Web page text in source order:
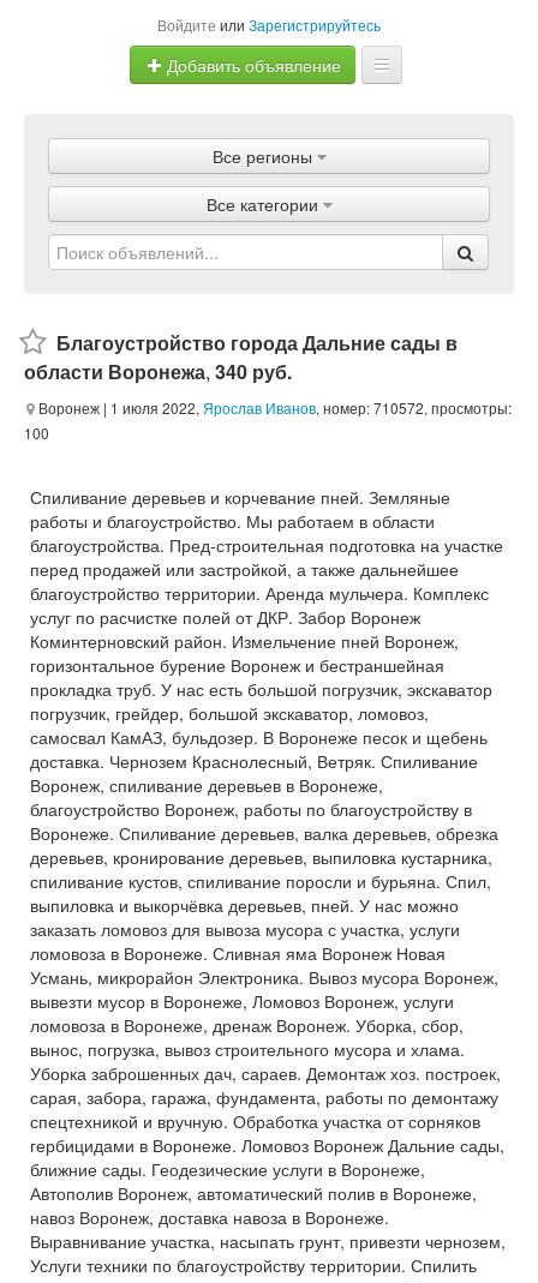
Войдите или Зарегистрируйтесь
Добавить объявление
Объявления
Магазины
Услуги
Все регионы
Все категории
Благоустройство города Дальние сады в
области Воронежа, 340 руб.
Воронеж | 1 июля 2022, Ярослав Иванов, номер: 710572, просмотры:
100
Спиливание деревьев и корчевание пней. Земляные
работы и благоустройство. Мы работаем в области
благоустройства. Пред-строительная подготовка на участке
перед продажей или застройкой, а также дальнейшее
благоустройство территории. Аренда мульчера. Комплекс
услуг по расчистке полей от ДКР. Забор Воронеж
Коминтерновский район. Измельчение пней Воронеж,
горизонтальное бурение Воронеж и бестраншейная
прокладка труб. У нас есть большой погрузчик, экскаватор
погрузчик, грейдер, большой экскаватор, ломовоз,
самосвал КамАЗ, бульдозер. В Воронеже песок и щебень
доставка. Чернозем Краснолесный, Ветряк. Спиливание
Воронеж, спиливание деревьев в Воронеже,
благоустройство Воронеж, работы по благоустройству в
Воронеже. Спиливание деревьев, валка деревьев, обрезка
деревьев, кронирование деревьев, выпиловка кустарника,
спиливание кустов, спиливание поросли и бурьяна. Спил,
выпиловка и выкорчёвка деревьев, пней. У нас можно
заказать ломовоз для вывоза мусора с участка, услуги
ломовоза в Воронеже. Сливная яма Воронеж Новая
Усмань, микрорайон Электроника. Вывоз мусора Воронеж,
вывезти мусор в Воронеже, Ломовоз Воронеж, услуги
ломовоза в Воронеже, дренаж Воронеж. Уборка, сбор,
вынос, погрузка, вывоз строительного мусора и хлама.
Уборка заброшенных дач, сараев. Демонтаж хоз. построек,
сарая, забора, гаража, фундамента, работы по демонтажу
спецтехникой и вручную. Обработка участка от сорняков
гербицидами в Воронеже. Ломовоз Воронеж Дальние сады,
ближние сады. Геодезические услуги в Воронеже,
Автополив Воронеж, автоматический полив в Воронеже,
навоз Воронеж, доставка навоза в Воронеже.
Выравнивание участка, насыпать грунт, привезти чернозем,
Услуги техники по благоустройству территории. Спилить